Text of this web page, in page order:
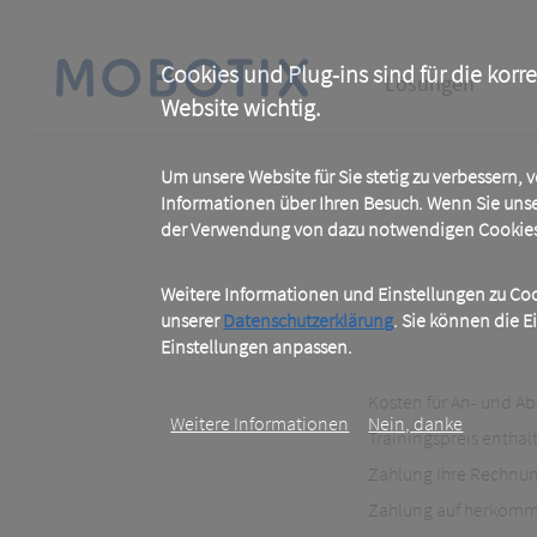
Cookies und Plug-ins sind für die
Website wichtig.
Um unsere Website für Sie stetig zu
Informationen über Ihren Besuch. Wenn Sie
der Verwendung von dazu notwendigen
Weitere Informationen und Einstellungen zu
unsererDatenschutzerklärung. Sie können die
Einstellungen anpassen.
Weitere Informationen Nein, danke
content
Main
Lösungen
Kosten für An- und
Trainingspreis
Zahlung Ihre
Zahlung auf